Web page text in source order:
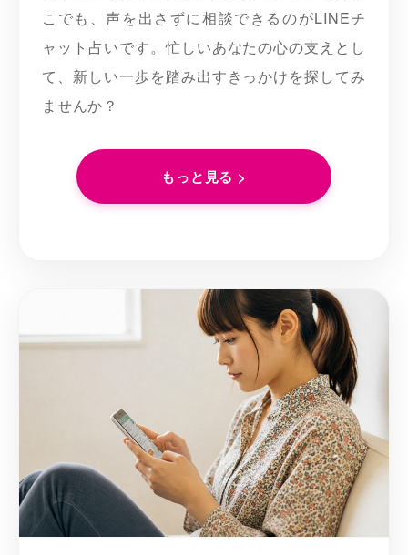
こでも、声を出さずに相談できるのがLINEチ
ャット占いです。忙しいあなたの心の支えとし
て、新しい一歩を踏み出すきっかけを探してみ
ませんか？
もっと見る >